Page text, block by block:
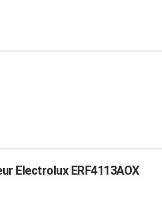
Electrolux ERF4113AOX